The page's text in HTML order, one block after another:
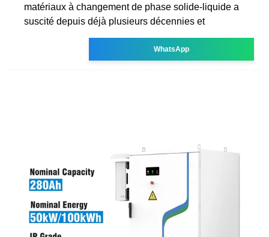
matériaux à changement de phase solide-liquide a
suscité depuis déjà plusieurs décennies et
WhatsApp